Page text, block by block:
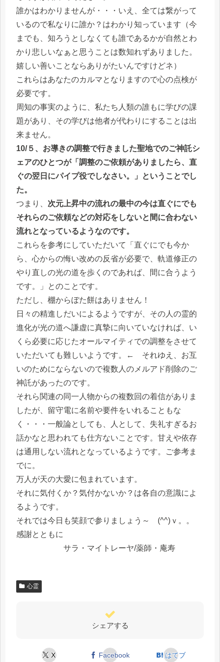
誰かはわかりませんが・・・いえ、全ては繋がって
いるので私なりに誰か？はわかり知っています（今
までも、知ろうとしなくても誰であるかが自然とわ
かり悲しいなぁと思うことは数知れずありました。
嬉しい善いことならありがたいんですけどネ）
これらはあなたのカルマとなりますので心の点検が
必要です。
周知の事実のように、私たち人類の誰もに学びの課
題があり、その学びは他者が代わりにすることは出
来ません。
10/５、お導きの調整で行きました聖地でのご神託シ
ェアのひとつが「調整のご依頼がありましたら、直
ぐの翌日にパイプ役でしなさい。」ということでし
た。
つまり、 次元上昇中の流れの最中の今は直ぐにでも
それらのご依頼などの対応をしないと間に合わない
流れとなっているようなのです。
これらを参考にしていただいて「直ぐにでも今か
ら、心からの悔い改めの反省が必要で、軌道修正の
やり直しの光の道を歩くのであれば、間に合うよう
です。」とのことです。
ただし、棚からぼた餅はありません！
日々の精進しだいによるようですが、その人の霊的
進化が光の道へ謙虚に真摯に向いていなければ、い
くら必要に応じたオールマイティでの調整をさせて
いただいても難しいようです。← それゆえ、お互
いのためにならないので複数人のメルアド削除のご
神託があったのです。
それら関連の同一人物からの複数回の着信がありま
したが、留守電に名前や要件をいれることもな
く・・・一般論としても、人として、失礼すぎるお
話かなと思われても仕方ないことです。甘えや依存
は通用しない流れとなっているようです。ご参考ま
でに。
万人が天の大愛に包まれています。
それに気付くか？気付かないか？は各自の意識によ
るようです。
それでは今日も笑顔で参りましょう～ (^^)ｖ。。
感謝とともに
サラ・マイトレーヤ/薬師・庵寿
心霊
シェアする
X Facebook はてブ